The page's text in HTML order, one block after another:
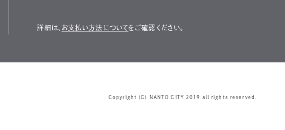
詳細は、 お支払い方法についてをご確認ください。
Copyright (C) NANTO CITY 2019 all rights reserved.